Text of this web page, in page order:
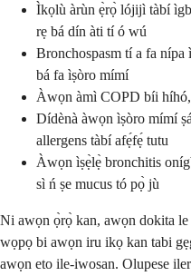
Ìkọlù àrùn ẹ̀rọ̀ lójijì tàbí
rẹ bá dín àti tí ó wú
Bronchospasm tí a fa nípa
bá fa ìṣòro mímí
Àwọn àmì COPD bíi
Dídènà àwọn ìṣòro mímí
allergens tàbí afẹ́fẹ́ tutu
Àwọn ìṣẹ̀lẹ̀ bronchitis
sì ń ṣe mucus tó pọ̀ jù
Ni awọn ọ̀rọ̀ kan, awọn dokita
wọpọ bi awọn iru ikọ kan tabi
awọn eto ile-iwosan. Olupese